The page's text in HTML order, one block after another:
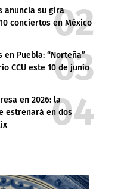
anuncia su gira
conciertos en México
en Puebla: “Norteña”
CCU este 10 de junio
en 2026: la
estrenará en dos